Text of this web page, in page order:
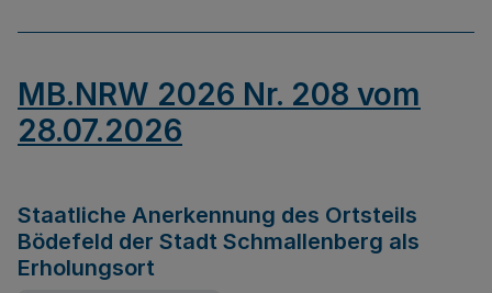
MB.NRW 2026 Nr. 208 vom
28.07.2026
Staatliche Anerkennung des Ortsteils
Bödefeld der Stadt Schmallenberg als
Erholungsort